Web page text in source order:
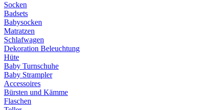
Socken
Badsets
Babysocken
Matratzen
Schlafwagen
Dekoration Beleuchtung
Hüte
Baby Turnschuhe
Baby Strampler
Accessoires
Bürsten und Kämme
Flaschen